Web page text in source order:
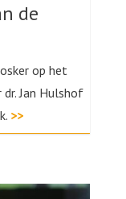
de
op het
Jan Hulshof
>>